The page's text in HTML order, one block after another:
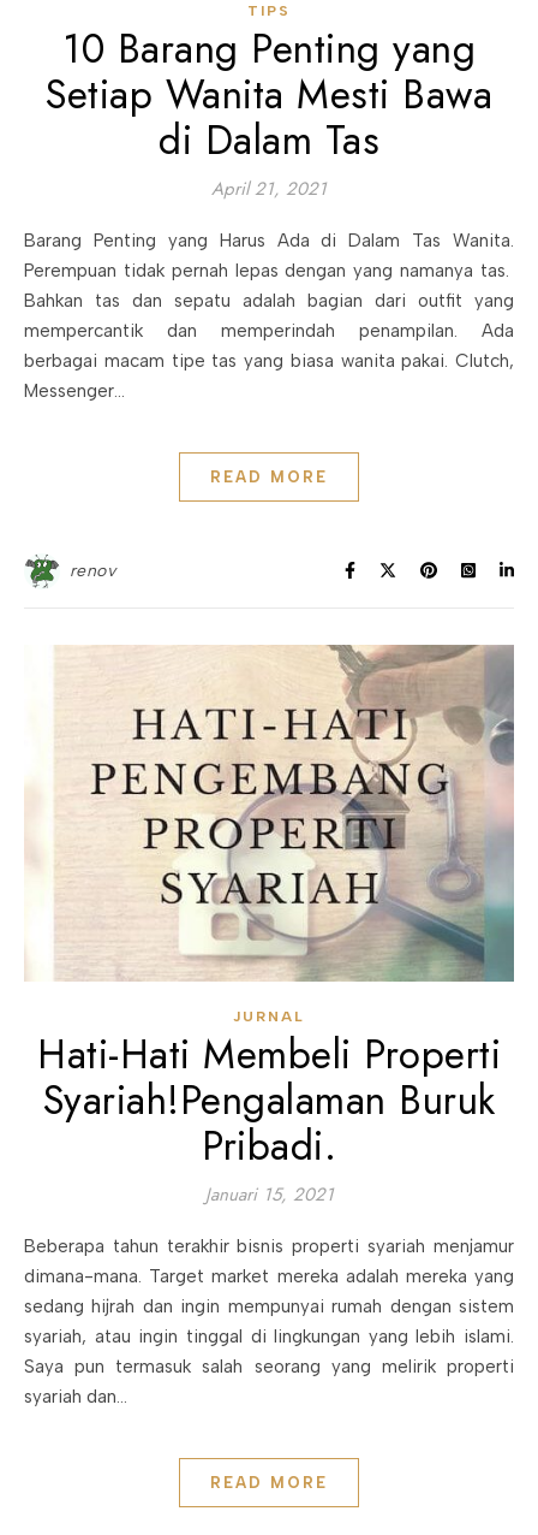
TIPS
10 Barang Penting yang
Setiap Wanita Mesti Bawa
di Dalam Tas
April 21, 2021
Barang Penting yang Harus Ada di Dalam Tas Wanita.
Perempuan tidak pernah lepas dengan yang namanya tas.
Bahkan tas dan sepatu adalah bagian dari outfit yang
mempercantik dan memperindah penampilan. Ada
berbagai macam tipe tas yang biasa wanita pakai. Clutch,
Messenger…
READ MORE
renov
JURNAL
Hati-Hati Membeli Properti
Syariah!Pengalaman Buruk
Pribadi.
Januari 15, 2021
Beberapa tahun terakhir bisnis properti syariah menjamur
dimana-mana. Target market mereka adalah mereka yang
sedang hijrah dan ingin mempunyai rumah dengan sistem
syariah, atau ingin tinggal di lingkungan yang lebih islami.
Saya pun termasuk salah seorang yang melirik properti
syariah dan…
READ MORE